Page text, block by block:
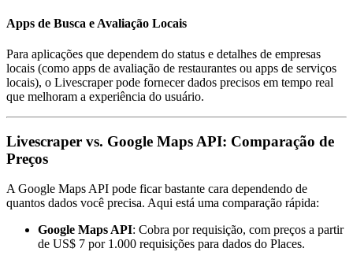
Apps de Busca e Avaliação Locais
Para aplicações que dependem do status e detalhes de empresas
locais (como apps de avaliação de restaurantes ou apps de serviços
locais), o Livescraper pode fornecer dados precisos em tempo real
que melhoram a experiência do usuário.
Livescraper vs. Google Maps API: Comparação de
Preços
A Google Maps API pode ficar bastante cara dependendo de
quantos dados você precisa. Aqui está uma comparação rápida:
Google Maps API: Cobra por requisição, com preços a partir
de US$ 7 por 1.000 requisições para dados do Places.